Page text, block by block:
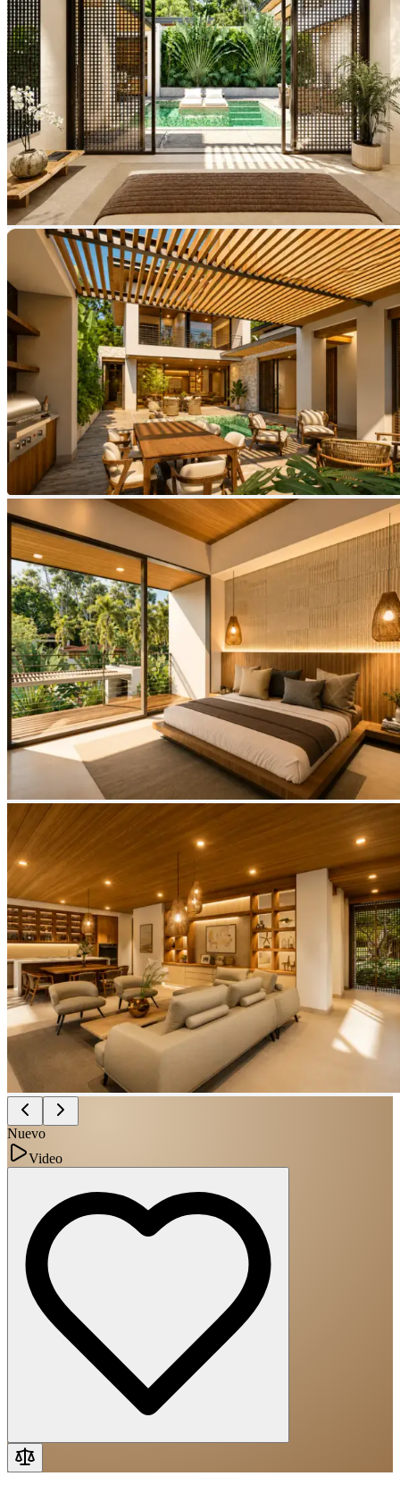
Nuevo
Video